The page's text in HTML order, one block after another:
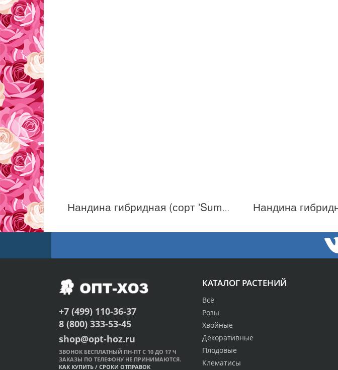
Нандина гибридная (сорт 'Summer sunset' ®)
КАТАЛОГ РАСТЕНИЙ
Всё
Розы
Хвойные
Декоративные
Плодовые
Клематисы
+7 (499) 110-36-37
8 (800) 333-53-45
shop@opt-hoz.ru
ЗВОНОК БЕСПЛАТНЫЙ ПН-ПТ С 10 ДО 17 Ч
ЗАКАЗЫ ПО ТЕЛЕФОНУ НЕ ПРИНИМАЮТСЯ.
КАК КУПИТЬ / СРОКИ ОТПРАВОК